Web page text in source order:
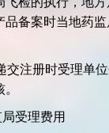
品备案时当地药
交注册时受理单
受理费用